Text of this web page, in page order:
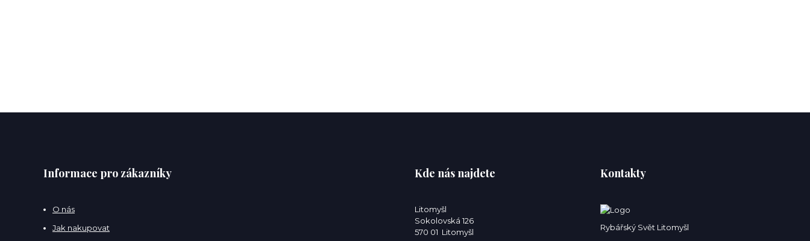
Informace pro zákazníky
O nás
Jak nakupovat
Kde nás najdete
Litomyšl
Sokolovská 126
570 01 Litomyšl
Kontakty
Rybářský Svět Litomyšl